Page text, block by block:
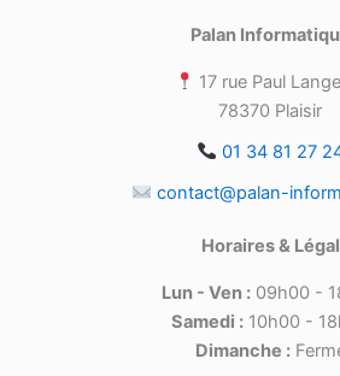
Palan
17 rue Paul
78370 Plaisir
01 34 81 27
contact@palan-
Horaires & Légal
Lun - Ven :09h00 -
Samedi :10h00 -
Dimanche :